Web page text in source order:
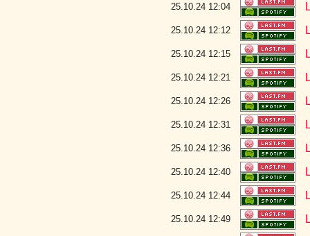
25.10.24 12:04
25.10.24 12:12
25.10.24 12:15
25.10.24 12:21
25.10.24 12:26
25.10.24 12:31
25.10.24 12:36
25.10.24 12:40
25.10.24 12:44
25.10.24 12:49